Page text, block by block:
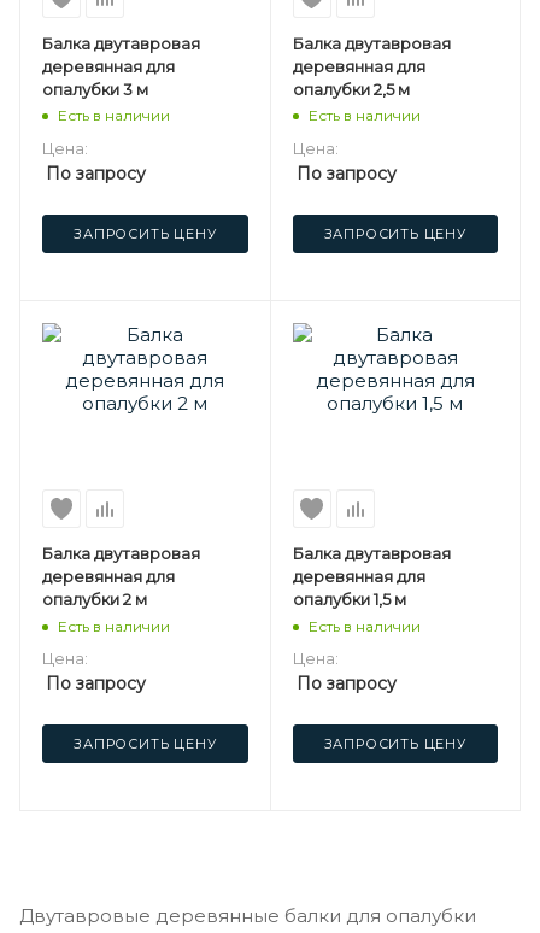
Балка двутавровая
деревянная для
опалубки 3 м
Есть в наличии
Цена:
По запросу
ЗАПРОСИТЬ ЦЕНУ
Балка двутавровая
деревянная для
опалубки 2,5 м
Есть в наличии
Цена:
По запросу
ЗАПРОСИТЬ ЦЕНУ
Балка двутавровая
деревянная для
опалубки 2 м
Есть в наличии
Цена:
По запросу
ЗАПРОСИТЬ ЦЕНУ
Балка двутавровая
деревянная для
опалубки 1,5 м
Есть в наличии
Цена:
По запросу
ЗАПРОСИТЬ ЦЕНУ
Двутавровые деревянные балки для опалубки